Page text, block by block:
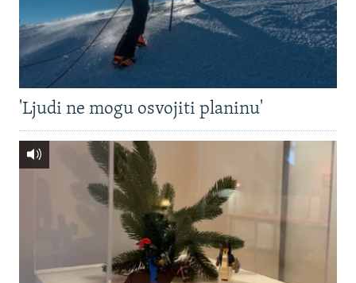
'Ljudi ne mogu osvojiti planinu'